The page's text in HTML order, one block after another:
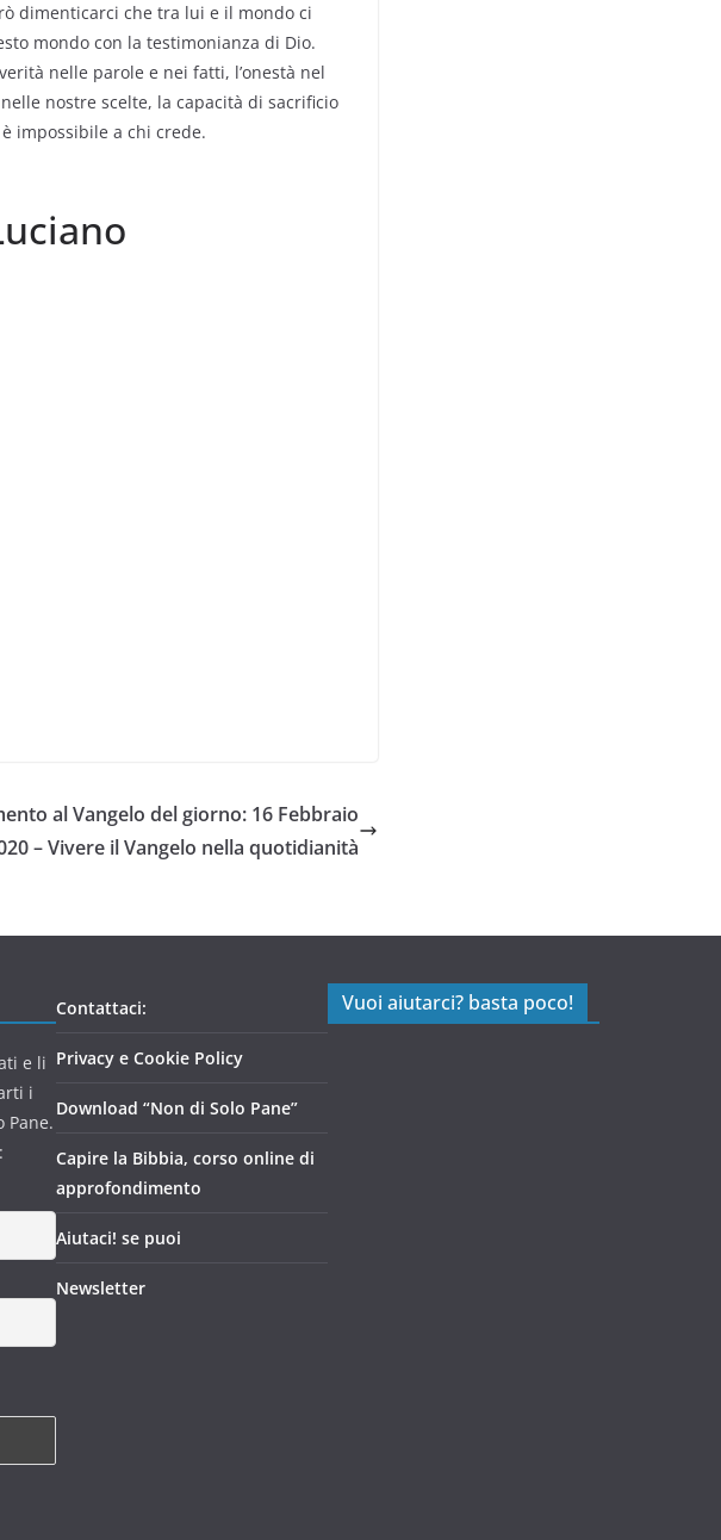
dimenticarci che tra lui e il mondo ci
mondo con la testimonianza di Dio.
nelle parole e nei fatti, l’onestà nel
nostre scelte, la capacità di sacrificio
impossibile a chi crede.
al Vangelo del giorno: 16 Febbraio
– Vivere il Vangelo nella quotidianità
e li
i
Pane.
Contattaci:
Privacy e Cookie Policy
Download “Non di Solo Pane”
Capire la Bibbia, corso online di
approfondimento
Aiutaci! se puoi
Newsletter
Vuoi aiutarci? basta poco!